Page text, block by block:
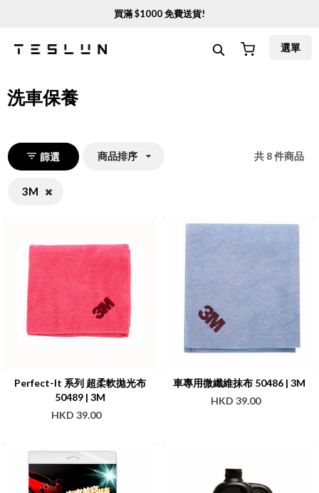
買滿 $1000免費送貨!
選單
洗車保養
篩選 商品排序
3M
共 8件商品
Perfect-It 系列 超柔軟拋光布
50489 | 3M
HKD 39.00
車專用微纖維抹布 50486 | 3M
HKD 39.00